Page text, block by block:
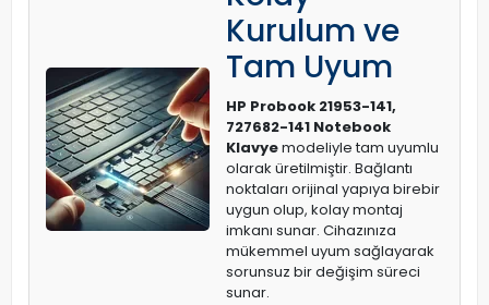
Kurulum ve
Tam Uyum
HP Probook 21953-141,
727682-141 Notebook
Klavyemodeliyle tam uyumlu
olarak üretilmiştir. Bağlantı
noktaları orijinal yapıya birebir
uygun olup, kolay montaj
imkanı sunar. Cihazınıza
mükemmel uyum sağlayarak
sorunsuz bir değişim süreci
sunar.